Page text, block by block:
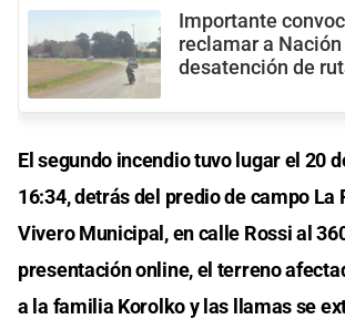
Importante
reclamar a Nación
desatención de
El segundo incendio tuvo lugar el 20
16:34, detrás del predio de campo La
Vivero Municipal, en calle Rossi al
presentación online, el terreno
a la familia Korolko y las llamas se